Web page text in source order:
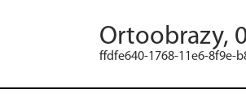
Ortoobrazy,
ffdfe640-1768-11e6-8f9e-